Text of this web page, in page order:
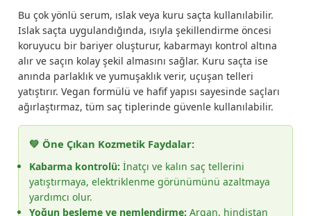
Bu çok yönlü serum, ıslak veya kuru saçta kullanılabilir.
Islak saçta uygulandığında, ısıyla şekillendirme öncesi
koruyucu bir bariyer oluşturur, kabarmayı kontrol altına
alır ve saçın kolay şekil almasını sağlar. Kuru saçta ise
anında parlaklık ve yumuşaklık verir, uçuşan telleri
yatıştırır. Vegan formülü ve hafif yapısı sayesinde saçları
ağırlaştırmaz, tüm saç tiplerinde güvenle kullanılabilir.
💚 Öne Çıkan Kozmetik Faydalar:
Kabarma kontrolü: İnatçı ve kalın saç tellerini
yatıştırmaya, elektriklenme görünümünü azaltmaya
yardımcı olur.
Yoğun besleme ve nemlendirme: Argan, hindistan